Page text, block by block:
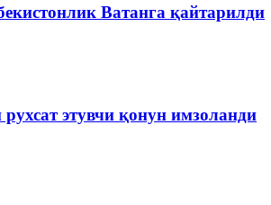
Ватанга қайтарилди
этувчи қонун имзоланди